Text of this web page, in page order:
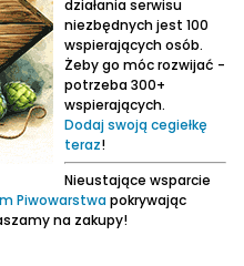
działania serwisu
niezbędnych jest 100
wspierających osób.
Żeby go móc rozwijać -
potrzeba 300+
wspierających.
Dodaj swoją cegiełkę
teraz!
Nieustające wsparcie
Piwowarstwapokrywając
na zakupy!